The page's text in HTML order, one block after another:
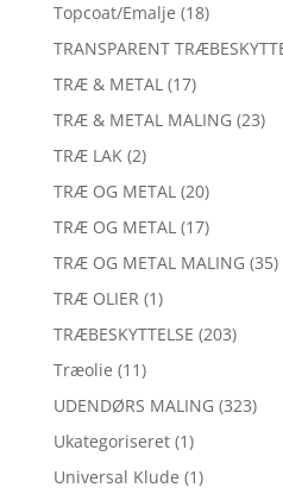
Topcoat/Emalje (18)
TRANSPARENT
TRÆ & METAL (17)
TRÆ & METAL MALING (23)
TRÆ LAK (2)
TRÆ OG METAL (20)
TRÆ OG METAL (17)
TRÆ OG METAL MALING (35)
TRÆ OLIER (1)
TRÆBESKYTTELSE (203)
Træolie (11)
UDENDØRS MALING (323)
Ukategoriseret (1)
Universal Klude (1)